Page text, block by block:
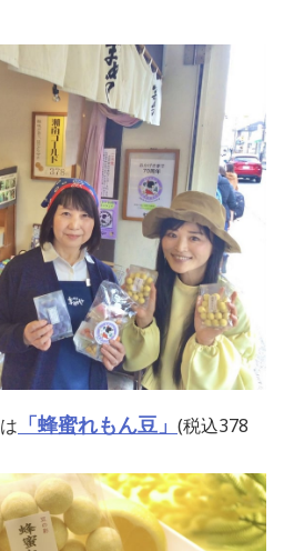
は 「蜂蜜れもん豆 」 (税込378